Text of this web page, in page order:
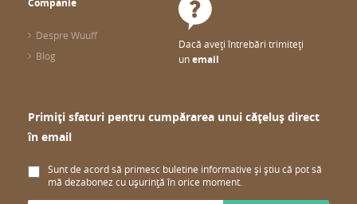
Companie
Despre Wuuff
Blog
Dacă aveți întrebări trimiteți
unemail
Primiți sfaturi pentru cumpărarea unui cățeluș direct
în email
Sunt de acord să primesc buletine informative și știu că pot să
mă dezabonez cu ușurință în orice moment.